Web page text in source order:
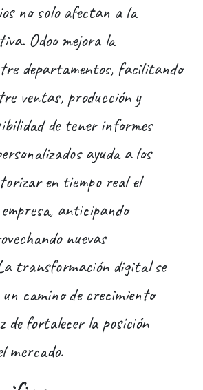
no solo afectan a la
Odoo mejora la
departamentos, facilitando
ventas, producción y
de tener informes
ayuda a los
en tiempo real el
empresa, anticipando
nuevas
transformación digital se
camino de crecimiento
de fortalecer la posición
mercado.